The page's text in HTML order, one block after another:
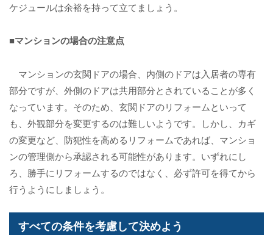
ケジュールは余裕を持って立てましょう。
■マンションの場合の注意点
マンションの玄関ドアの場合、内側のドアは入居者の専有
部分ですが、外側のドアは共用部分とされていることが多く
なっています。そのため、玄関ドアのリフォームといって
も、外観部分を変更するのは難しいようです。しかし、カギ
の変更など、防犯性を高めるリフォームであれば、マンショ
ンの管理側から承認される可能性があります。いずれにし
ろ、勝手にリフォームするのではなく、必ず許可を得てから
行うようにしましょう。
すべての条件を考慮して決めよう